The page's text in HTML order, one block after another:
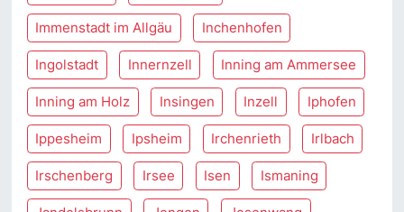
Immenstadt im Allgäu Inchenhofen
Ingolstadt Innernzell Inning am Ammersee
Inning am Holz Insingen Inzell Iphofen
Ippesheim Ipsheim Irchenrieth Irlbach
Irschenberg Irsee Isen Ismaning